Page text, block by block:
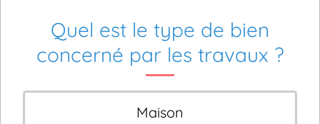
Quel est le type de bien
concerné par les travaux ?
Maison